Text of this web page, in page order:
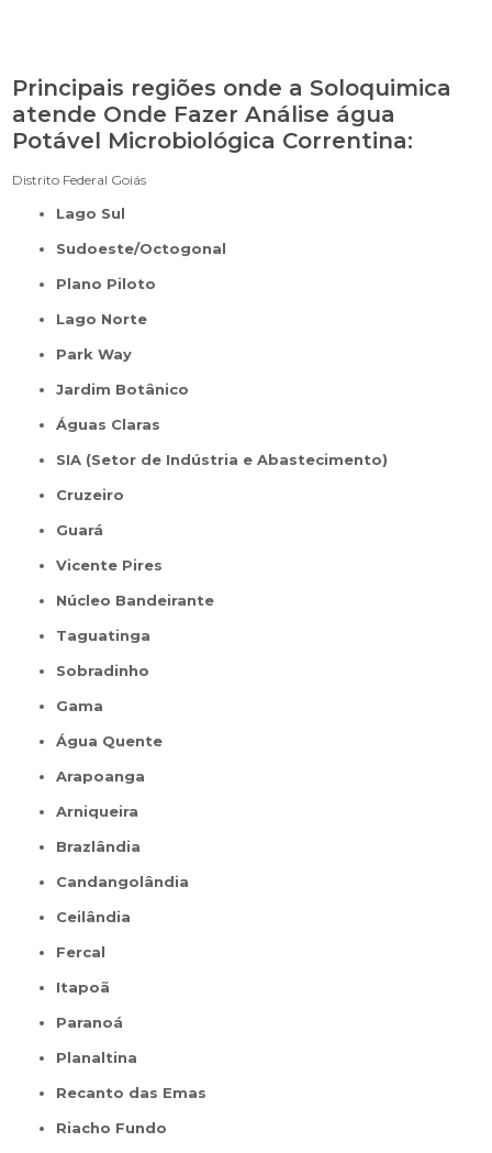
Principais regiões onde a Soloquimica
atende Onde Fazer Análise água
Potável Microbiológica Correntina:
Distrito Federal Goiás
Lago Sul
Sudoeste/Octogonal
Plano Piloto
Lago Norte
Park Way
Jardim Botânico
Águas Claras
SIA (Setor de Indústria e Abastecimento)
Cruzeiro
Guará
Vicente Pires
Núcleo Bandeirante
Taguatinga
Sobradinho
Gama
Água Quente
Arapoanga
Arniqueira
Brazlândia
Candangolândia
Ceilândia
Fercal
Itapoã
Paranoá
Planaltina
Recanto das Emas
Riacho Fundo